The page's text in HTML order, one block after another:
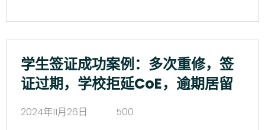
学生签证成功案例：多次重修，签
证过期，学校拒延CoE，逾期居留
2024年11月26日
500